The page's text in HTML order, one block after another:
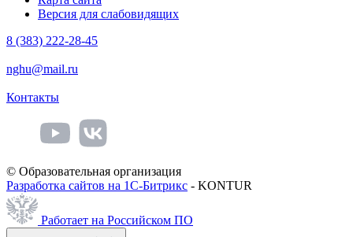
Версия для слабовидящих
8 (383) 222-28-45
nghu@mail.ru
Контакты
© Образовательная организация
Разработка сайтов на 1С-Битрикс - KONTUR
Работает на Российском ПО